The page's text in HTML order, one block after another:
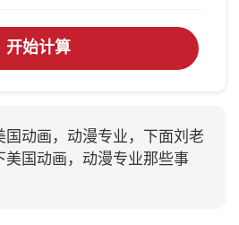
开始计算
动画，动漫专业，下面刘老
美国动画，动漫专业那些事